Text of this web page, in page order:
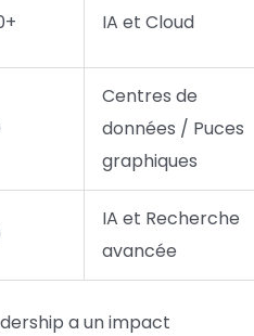
IA et Cloud
Centres de
données / Puces
graphiques
IA et Recherche
avancée
a un impact